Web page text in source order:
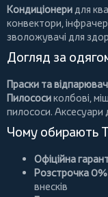
Кондиціонеридля
конвектори,
зволожувачі для
Догляд за
Праски та
Пилососиколбові,
пилососи. Аксесуари
Чому обирають
Офіційна
Розстрочка 0%
внесків